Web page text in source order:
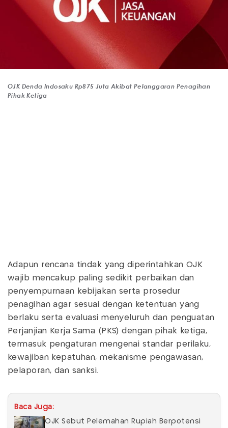
OJK Denda Indosaku Rp875 Juta Akibat Pelanggaran Penagihan
Pihak Ketiga
Adapun rencana tindak yang diperintahkan OJK
wajib mencakup paling sedikit perbaikan dan
penyempurnaan kebijakan serta prosedur
penagihan agar sesuai dengan ketentuan yang
berlaku serta evaluasi menyeluruh dan penguatan
Perjanjian Kerja Sama (PKS) dengan pihak ketiga,
termasuk pengaturan mengenai standar perilaku,
kewajiban kepatuhan, mekanisme pengawasan,
pelaporan, dan sanksi.
Baca Juga:
OJK Sebut Pelemahan Rupiah Berpotensi